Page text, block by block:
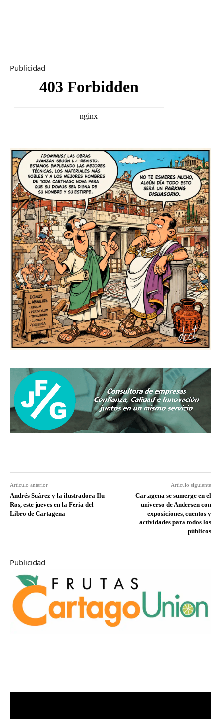
Publicidad
Artículo anterior
Andrés Suárez y la ilustradora Ilu
Ros, este jueves en la Feria del
Libro de Cartagena
Artículo siguiente
Cartagena se sumerge en el
universo de Andersen con
exposiciones, cuentos y
actividades para todos los
públicos
Publicidad